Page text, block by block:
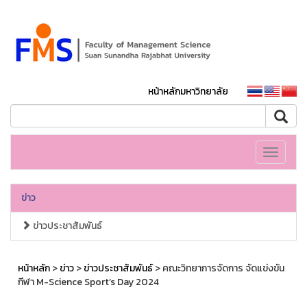
หน้าหลักมหาวิทยาลัย
Toggle
ข่าว
ข่าวประชาสัมพันธ์
หน้าหลัก>ข่าว>ข่าวประชาสัมพันธ์> คณะวิทยาการจัดการ จัดแข่งขัน
กีฬา M-Science Sport’s Day 2024